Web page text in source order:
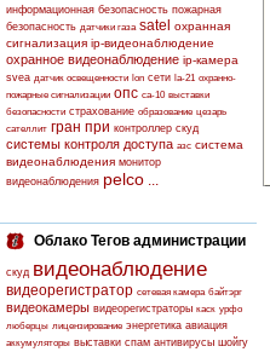
информационная безопасность пожарная
безопасность датчики газа satel
охранная
сигнализация ip-видеонаблюдение
охранное видеонаблюдение ip-камера
svea датчик освещенности lon сети la-21 охранно-
пожарные сигнализации опс са-10 выставки
безопасности страхование образование цезарь
сателлит гран при контроллер скуд
системы контроля доступа азс система
видеонаблюдения монитор
видеонаблюдения pelco ...
Облако Тегов администрации
скуд видеонаблюдение
видеорегистратор сетевая камера байтэрг
видеокамеры видеорегистраторы каск урфо
люберцы лицензирование энергетика авиация
аккумуляторы выставки спам антивирусы шойгу